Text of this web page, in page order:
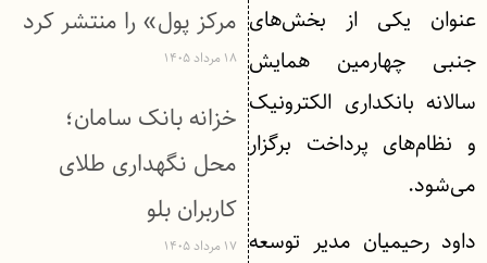
عنوان یکی از بخش‌های
جنبی چهارمین همایش
سالانه بانکداری الکترونیک
و نظام‌های پرداخت برگزار
می‌شود.
داود رحیمیان مدیر توسعه
مرکز پول» را منتشر کرد
۱۸ مرداد ۱۴۰۵
خزانه بانک سامان؛
محل نگهداری طلای
کاربران بلو
۱۷ مرداد ۱۴۰۵